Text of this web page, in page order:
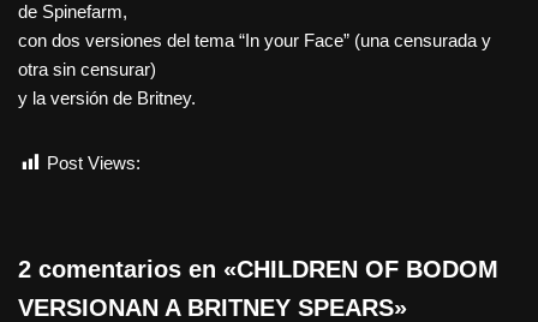
de Spinefarm,
con dos versiones del tema “In your Face” (una censurada y
otra sin censurar)
y la versión de Britney.
Post Views:
2 comentarios en «CHILDREN OF BODOM
VERSIONAN A BRITNEY SPEARS»